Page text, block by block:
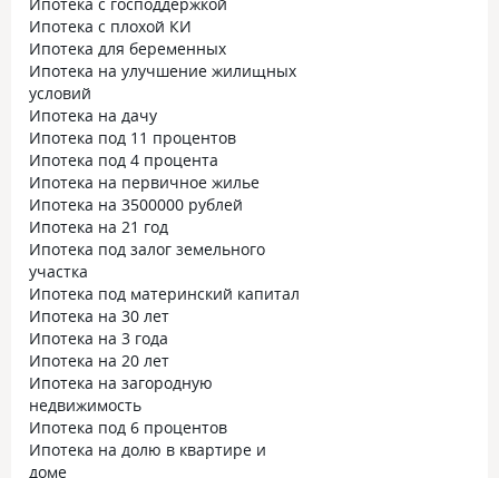
Ипотека с плохой КИ
Ипотека для беременных
Ипотека на улучшение жилищных
условий
Ипотека на дачу
Ипотека под 11 процентов
Ипотека под 4 процента
Ипотека на первичное жилье
Ипотека на 3500000 рублей
Ипотека на 21 год
Ипотека под залог земельного
участка
Ипотека под материнский капитал
Ипотека на 30 лет
Ипотека на 3 года
Ипотека на 20 лет
Ипотека на загородную
недвижимость
Ипотека под 6 процентов
Ипотека на долю в квартире и
доме